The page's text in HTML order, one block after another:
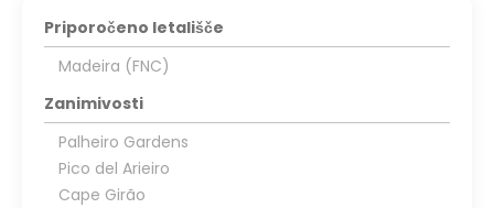
Priporočeno letališče
Madeira (FNC)
Zanimivosti
Palheiro Gardens
Pico del Arieiro
Cape Girão